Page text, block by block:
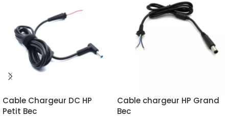
Cable Chargeur DC HP
Petit Bec
Cable chargeur HP Grand
Bec